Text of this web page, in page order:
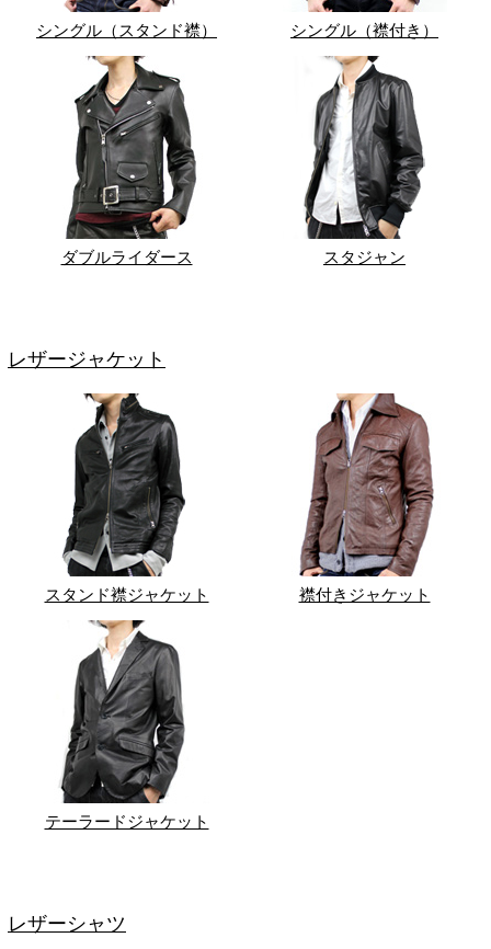
シングル（スタンド襟） シングル（襟付き）
ダブルライダース スタジャン
レザージャケット
スタンド襟ジャケット 襟付きジャケット
テーラードジャケット
レザーシャツ